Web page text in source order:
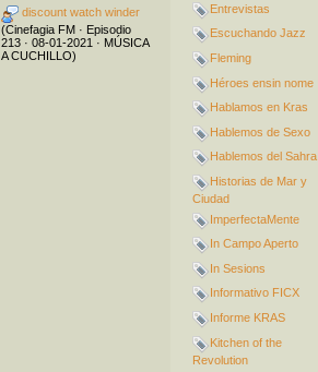
Entrevistas
Escuchando Jazz
Fleming
Héroes ensin nome
Hablamos en Kras
Hablemos de Sexo
Hablemos del Sahra
Historias de Mar y
Ciudad
ImperfectaMente
In Campo Aperto
In Sesions
Informativo FICX
Informe KRAS
Kitchen of the
Revolution
discount watch winder
(Cinefagia FM · Episodio
213 · 08-01-2021 · MÚSICA
A CUCHILLO)